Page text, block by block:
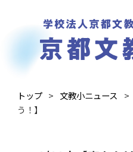
トップ 文教小ニュース
う！】